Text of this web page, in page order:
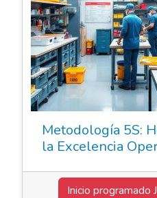
Metodología 5S:
la Excelencia
Inicio programado